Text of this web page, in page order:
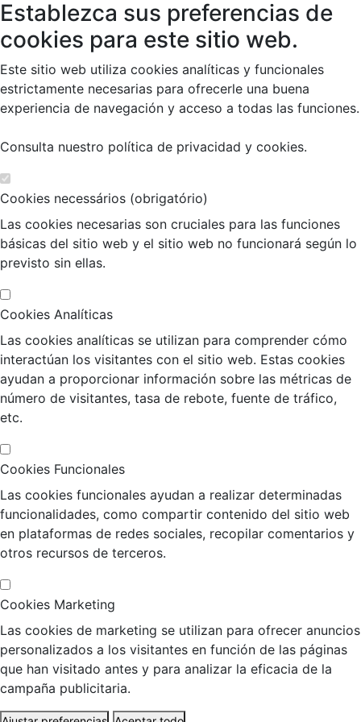
Establezca sus preferencias de
cookies para este sitio web.
Este sitio web utiliza cookies analíticas y funcionales
estrictamente necesarias para ofrecerle una buena
experiencia de navegación y acceso a todas las funciones.
Consulta nuestro política de privacidad y cookies.
Cookies necessários (obrigatório)
Las cookies necesarias son cruciales para las funciones
básicas del sitio web y el sitio web no funcionará según lo
previsto sin ellas.
Cookies Analíticas
Las cookies analíticas se utilizan para comprender cómo
interactúan los visitantes con el sitio web. Estas cookies
ayudan a proporcionar información sobre las métricas de
número de visitantes, tasa de rebote, fuente de tráfico,
etc.
Cookies Funcionales
Las cookies funcionales ayudan a realizar determinadas
funcionalidades, como compartir contenido del sitio web
en plataformas de redes sociales, recopilar comentarios y
otros recursos de terceros.
Cookies Marketing
Las cookies de marketing se utilizan para ofrecer anuncios
personalizados a los visitantes en función de las páginas
que han visitado antes y para analizar la eficacia de la
campaña publicitaria.